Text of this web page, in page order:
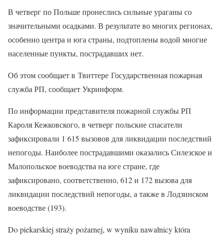
В четверг по Польше пронеслись сильные ураганы со
значительными осадками. В результате во многих регионах,
особенно центра и юга страны, подтоплены водой многие
населенные пункты, пострадавших нет.
Об этом сообщает в Твиттере Государственная пожарная
служба РП, сообщает Укринформ.
По информации представителя пожарной службы РП
Кароля Кежковского, в четверг польские спасатели
зафиксировали 1 615 вызовов для ликвидации последствий
непогоды. Наиболее пострадавшими оказались Силезское и
Малопольское воеводства на юге стране, где
зафиксировано, соответственно, 612 и 172 вызова для
ликвидации последствий непогоды, а также в Лодзинском
воеводстве (193).
Do piekarskiej straży pożarnej, w wyniku nawałnicy która